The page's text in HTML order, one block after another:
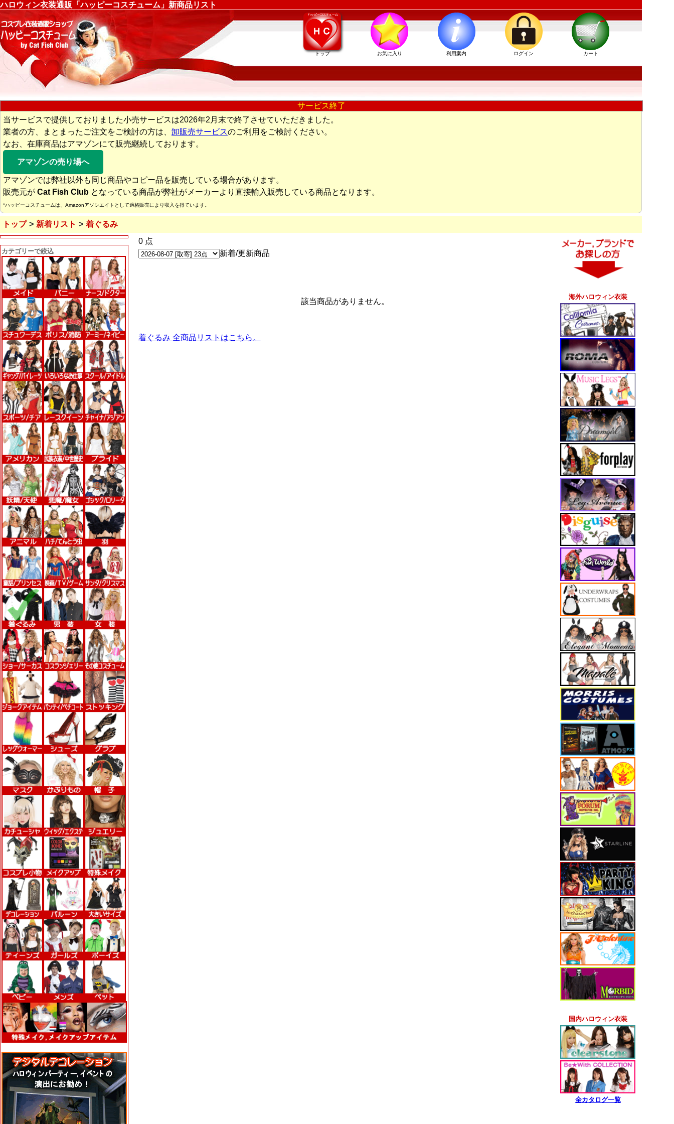
ハロウィン衣装通販「ハッピーコスチューム」新商品リスト
トップ お気に入り 利用案内 ログイン カート
サービス終了
当サービスで提供しておりました小売サービスは2026年2月末で終了させていただきました。
業者の方、まとまったご注文をご検討の方は、 卸販売サービスのご利用をご検討ください。
なお、在庫商品はアマゾンにて販売継続しております。
アマゾンの売り場へ
アマゾンでは弊社以外も同じ商品やコピー品を販売している場合があります。
販売元が Cat Fish Club となっている商品が弊社がメーカーより直接輸入販売している商品となります。
*ハッピーコスチュームは、Amazonアソシエイトとして適格販売により収入を得ています。
トップ 新着リスト 着ぐるみ
カテゴリーで絞込
0 点
新着/更新商品
該当商品がありません。
着ぐるみ 全商品リストはこちら。
海外ハロウィン衣装
国内ハロウィン衣装
全カタログ一覧